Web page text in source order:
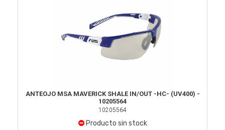
ANTEOJO MSA MAVERICK SHALE IN/OUT -HC- (UV400) -
10205564
10205564
Producto sin stock